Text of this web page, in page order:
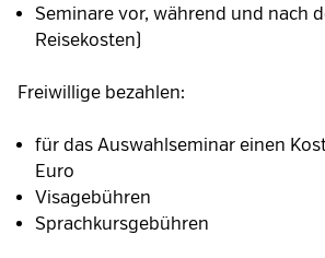
Seminare vor, während und nach
Reisekosten)
Freiwillige bezahlen:
für das Auswahlseminar einen
Euro
Visagebühren
Sprachkursgebühren